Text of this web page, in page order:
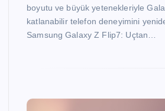
boyutu ve büyük yetenekleriyle
katlanabilir telefon deneyimini
Samsung Galaxy Z Flip7: Uçtan…